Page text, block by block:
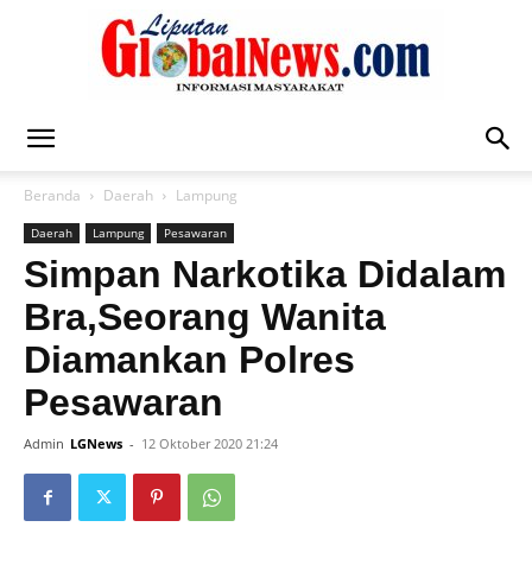
Global
News
Beranda Daerah Lampung
Daerah Lampung Pesawaran
Simpan Narkotika Didalam
Bra,Seorang Wanita
Diamankan Polres
Pesawaran
Admin LGNews - 12 Oktober 2020 21:24